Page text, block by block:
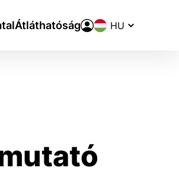
Átláthatóság Nyelvváltó